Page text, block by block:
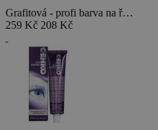
Grafitová - profi barva na ř…
259 Kč 208 Kč